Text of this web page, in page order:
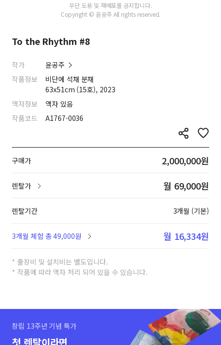
무단 도용 및 재배포를 금지합니다.
Copyright © 윤공주 All rights reserved.
To the Rhythm #8
작가
윤공주
작품정보
비단에 석채 분채
63x51cm (15호), 2023
액자정보
액자 있음
작품코드
A1767-0036
구매가 2,000,000원
렌탈가 월 69,000원
렌탈기간 3개월 (기본)
3개월 체험 총 49,000원 월 16,334원
* 출장비 및 설치비는 별도입니다.
* 작품에 따라 액자 처리 되어 있을 수 있습니다.
창립 13주년 기념 특가